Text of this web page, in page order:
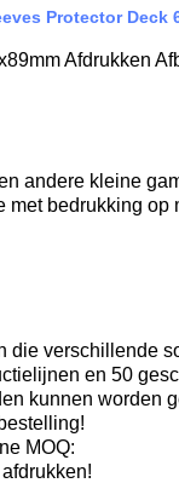
Protector Deck
Afdrukken
andere kleine
met bedrukking op
die verschillende
en 50
kunnen worden
MOQ: